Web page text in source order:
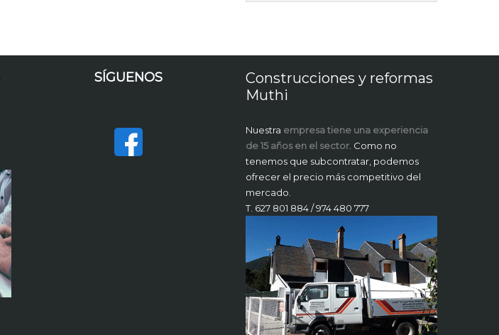
SÍGUENOS
Construcciones y reformas
Muthi
Nuestra empresa tiene una experiencia
de 15 años en el sector . Como no
tenemos que subcontratar, podemos
ofrecer el precio más competitivo del
mercado.
T. 627 801 884 / 974 480 777